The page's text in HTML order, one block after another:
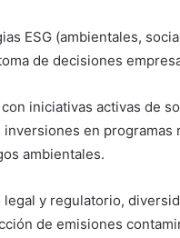
ESG (ambientales,
de decisiones
iniciativas activas de
en programas
ambientales.
y regulatorio,
de emisiones